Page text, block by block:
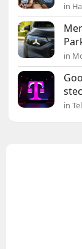
in
in
in